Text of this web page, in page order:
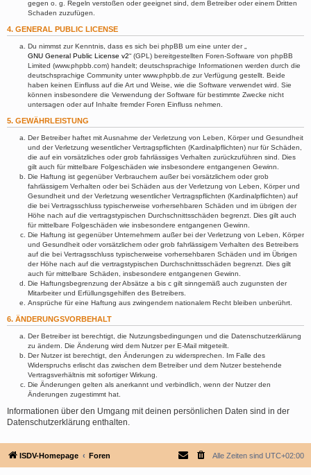
gegen o. g. Regeln verstoßen oder geeignet sind, dem Betreiber oder einem Dritten
Schaden zuzufügen.
4. GENERAL PUBLIC LICENSE
Du nimmst zur Kenntnis, dass es sich bei phpBB um eine unter der „
GNU General Public License v2“ (GPL) bereitgestellten Foren-Software von phpBB
Limited (www.phpbb.com) handelt; deutschsprachige Informationen werden durch die
deutschsprachige Community unter www.phpbb.de zur Verfügung gestellt. Beide
haben keinen Einfluss auf die Art und Weise, wie die Software verwendet wird. Sie
können insbesondere die Verwendung der Software für bestimmte Zwecke nicht
untersagen oder auf Inhalte fremder Foren Einfluss nehmen.
5. GEWÄHRLEISTUNG
Der Betreiber haftet mit Ausnahme der Verletzung von Leben, Körper und Gesundheit
und der Verletzung wesentlicher Vertragspflichten (Kardinalpflichten) nur für Schäden,
die auf ein vorsätzliches oder grob fahrlässiges Verhalten zurückzuführen sind. Dies
gilt auch für mittelbare Folgeschäden wie insbesondere entgangenen Gewinn.
Die Haftung ist gegenüber Verbrauchern außer bei vorsätzlichem oder grob
fahrlässigem Verhalten oder bei Schäden aus der Verletzung von Leben, Körper und
Gesundheit und der Verletzung wesentlicher Vertragspflichten (Kardinalpflichten) auf
die bei Vertragsschluss typischerweise vorhersehbaren Schäden und im übrigen der
Höhe nach auf die vertragstypischen Durchschnittsschäden begrenzt. Dies gilt auch
für mittelbare Folgeschäden wie insbesondere entgangenen Gewinn.
Die Haftung ist gegenüber Unternehmern außer bei der Verletzung von Leben, Körper
und Gesundheit oder vorsätzlichem oder grob fahrlässigem Verhalten des Betreibers
auf die bei Vertragsschluss typischerweise vorhersehbaren Schäden und im Übrigen
der Höhe nach auf die vertragstypischen Durchschnittsschäden begrenzt. Dies gilt
auch für mittelbare Schäden, insbesondere entgangenen Gewinn.
Die Haftungsbegrenzung der Absätze a bis c gilt sinngemäß auch zugunsten der
Mitarbeiter und Erfüllungsgehilfen des Betreibers.
Ansprüche für eine Haftung aus zwingendem nationalem Recht bleiben unberührt.
6. ÄNDERUNGSVORBEHALT
Der Betreiber ist berechtigt, die Nutzungsbedingungen und die Datenschutzerklärung
zu ändern. Die Änderung wird dem Nutzer per E-Mail mitgeteilt.
Der Nutzer ist berechtigt, den Änderungen zu widersprechen. Im Falle des
Widerspruchs erlischt das zwischen dem Betreiber und dem Nutzer bestehende
Vertragsverhältnis mit sofortiger Wirkung.
Die Änderungen gelten als anerkannt und verbindlich, wenn der Nutzer den
Änderungen zugestimmt hat.
Informationen über den Umgang mit deinen persönlichen Daten sind in der
Datenschutzerklärung enthalten.
ISDV-Homepage Foren Alle Zeiten sind UTC+02:00